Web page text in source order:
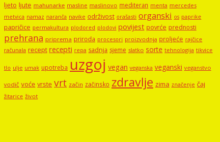
ljeto ljute mahunarke masline maslinovo mediteran menta mercedes
metvica namaz naranča navike održivost orašasti organski os paprike
papričice permakultura plodored plodovi povijest povrće prednosti
prehrana priprema priroda procesori proizvodnja proljeće rajčice
računala recept recepti repa sadnja sjeme slatko sorte tehnologija tikvice
tlo ulje umak upotreba uzgoj vegan veganska veganski veganstvo
vodič voće vrste vrt začin začinsko zdravlje zima značenje čaj
žitarice život